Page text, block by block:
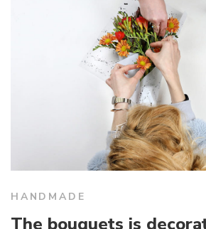
HANDMADE
The bouquets is